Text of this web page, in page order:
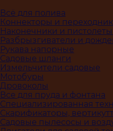
Всё для полива
Коннекторы и
Наконечники и
Разбрызгиватели и
Рукава напорные
Садовые шланги
Измельчители садовые
Мотобуры
Дровоколы
Все для пруда и фонтана
Специализированная
Скарификаторы,
Садовые пылесосы и